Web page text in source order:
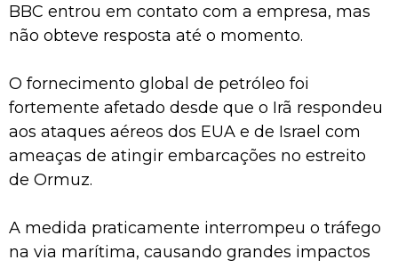
BBC entrou em contato com a empresa, mas
não obteve resposta até o momento.
O fornecimento global de petróleo foi
fortemente afetado desde que o Irã respondeu
aos ataques aéreos dos EUA e de Israel com
ameaças de atingir embarcações no estreito
de Ormuz.
A medida praticamente interrompeu o tráfego
na via marítima, causando grandes impactos